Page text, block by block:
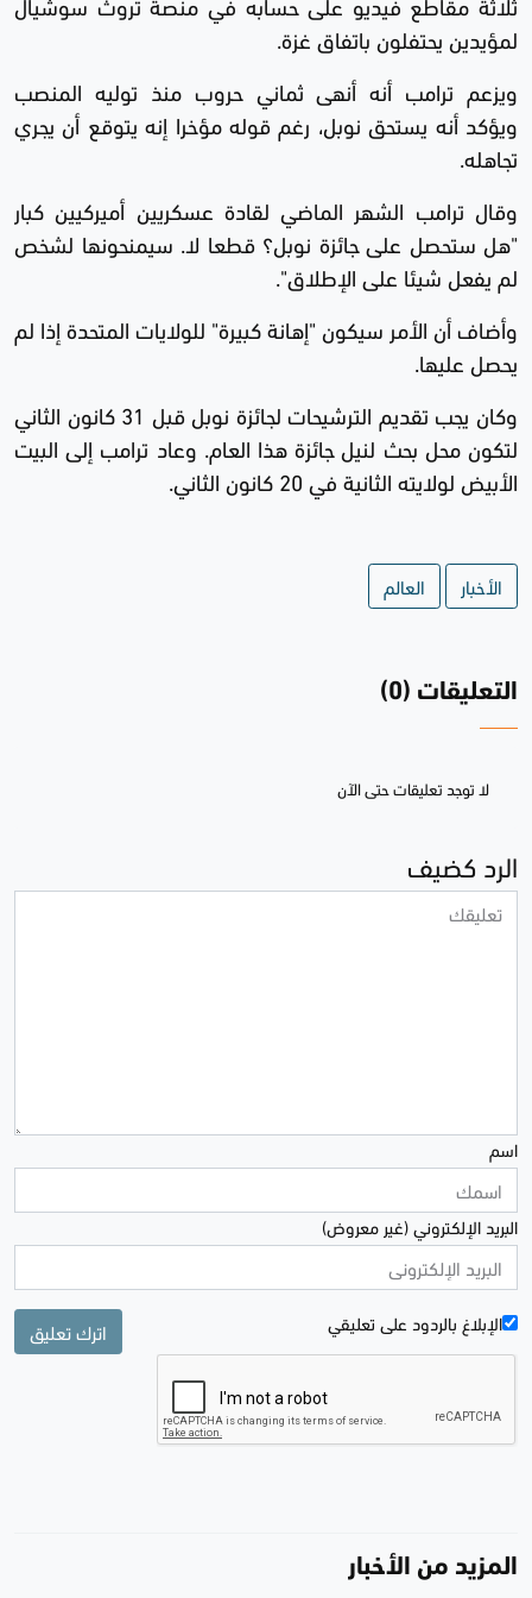
لمؤيدين يحتفلون باتفاق غزة.
ويزعم ترامب أنه أنهى ثماني حروب منذ توليه المنصب
ويؤكد أنه يستحق نوبل، رغم قوله مؤخرا إنه يتوقع أن يجري
تجاهله.
وقال ترامب الشهر الماضي لقادة عسكريين أميركيين كبار
"هل ستحصل على جائزة نوبل؟ قطعا لا. سيمنحونها لشخص
لم يفعل شيئا على الإطلاق".
وأضاف أن الأمر سيكون "إهانة كبيرة" للولايات المتحدة إذا لم
يحصل عليها.
وكان يجب تقديم الترشيحات لجائزة نوبل قبل 31 كانون الثاني
لتكون محل بحث لنيل جائزة هذا العام. وعاد ترامب إلى البيت
الأبيض لولايته الثانية في 20 كانون الثاني.
الأخبار العالم
التعليقات (0)
لا توجد تعليقات حتى الآن
الرد كضيف
اسم
البريد الإلكتروني (غير معروض)
الإبلاغ بالردود علی تعليقي اترك تعليق
المزيد من الأخبار